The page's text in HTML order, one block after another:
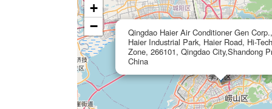
Qingdao Haier Air Conditioner Gen
Haier Industrial Park, Haier Road, Hi-
Zone, 266101, Qingdao City,Shandong
China
+
−